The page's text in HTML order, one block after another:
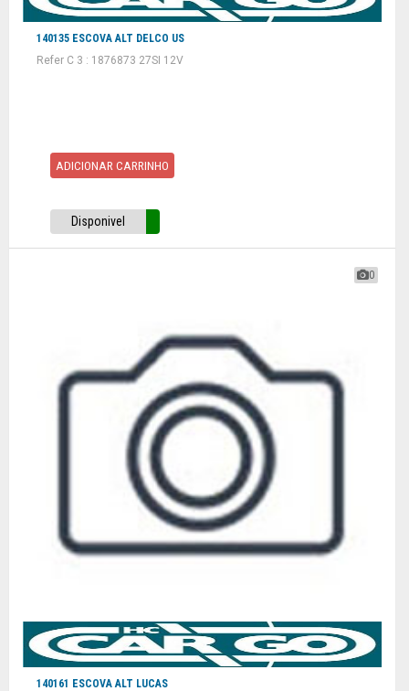
140135 ESCOVA ALT DELCO US
Refer C 3 : 1876873 27SI 12V
ADICIONAR CARRINHO
Disponivel
0
140161 ESCOVA ALT LUCAS